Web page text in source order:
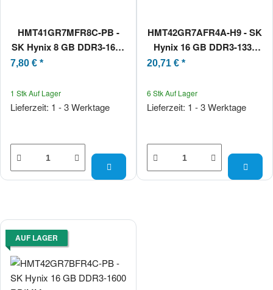
HMT41GR7MFR8C-PB -
SK Hynix 8 GB DDR3-1600
RDIMM PC3-12800R 2Rx8
7,80 € *
1 Stk Auf Lager
Lieferzeit: 1 - 3 Werktage
HMT42GR7AFR4A-H9 - SK
Hynix 16 GB DDR3-1333
RDIMM PC3L-10600R 2Rx4
20,71 € *
6 Stk Auf Lager
Lieferzeit: 1 - 3 Werktage
AUF LAGER